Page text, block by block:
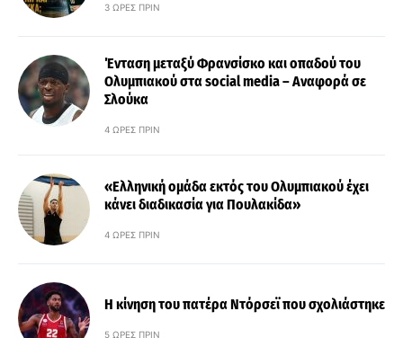
3 ΏΡΕΣ ΠΡΙΝ
Ένταση μεταξύ Φρανσίσκο και οπαδού του
Ολυμπιακού στα social media – Αναφορά σε
Σλούκα
4 ΏΡΕΣ ΠΡΙΝ
«Ελληνική ομάδα εκτός του Ολυμπιακού έχει
κάνει διαδικασία για Πουλακίδα»
4 ΏΡΕΣ ΠΡΙΝ
Η κίνηση του πατέρα Ντόρσεϊ που σχολιάστηκε
5 ΏΡΕΣ ΠΡΙΝ